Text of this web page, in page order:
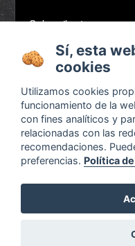
Subscribe to our
About
Terms and
Configurar
Agenda
Otra educación
Sí, esta
cookies
Utilizamos cookies
funcionamiento de la
con fines analíticos y
relacionadas con las
recomendaciones.
preferencias. Política